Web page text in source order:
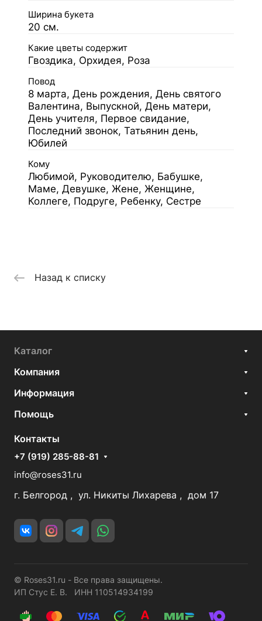
Ширина букета
20 см.
Какие цветы содержит
Гвоздика, Орхидея, Роза
Повод
8 марта, День рождения, День святого
Валентина, Выпускной, День матери,
День учителя, Первое свидание,
Последний звонок, Татьянин день,
Юбилей
Кому
Любимой, Руководителю, Бабушке,
Маме, Девушке, Жене, Женщине,
Коллеге, Подруге, Ребенку, Сестре
Назад к списку
Каталог
Компания
Информация
Помощь
Контакты
+7 (919) 285-88-81
info@roses31.ru
г. Белгород , ул. Никиты Лихарева , дом 17
© Roses31.ru - Все права защищены.
ИП Стус Е. В. ИНН 110514934199